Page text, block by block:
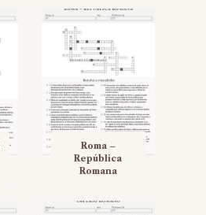
Roma –
República
Romana